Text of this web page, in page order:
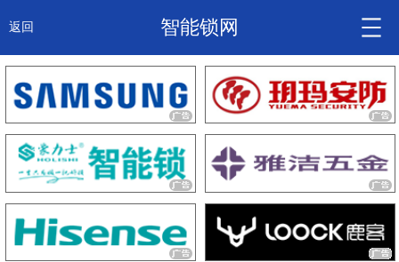
返回 智能锁网
智能锁头条
诚信企业
产品
大咖秀